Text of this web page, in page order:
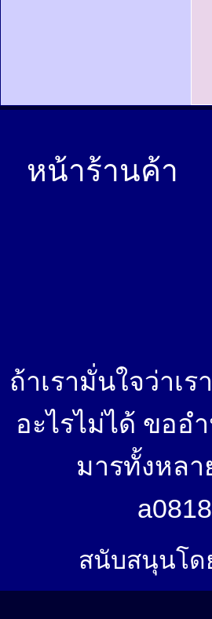
หน้าร้านค้า
ถ้าเรามั่นใจว่าเ
อะไรไม่ได้ ขออ
มารทั้งหลา
สนับสนุนโด